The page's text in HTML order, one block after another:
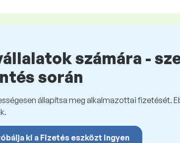
számára -
során
állapítsa meg alkalmazottai fizetését.
ki a Fizetés eszközt ingyen